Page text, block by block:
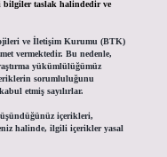
bilgiler taslak halindedir ve
ve İletişim Kurumu (BTK)
vermektedir. Bu nedenle,
yükümlülüğümüz
sorumluluğunu
etmiş sayılırlar.
içerikleri,
halinde, ilgili içerikler yasal